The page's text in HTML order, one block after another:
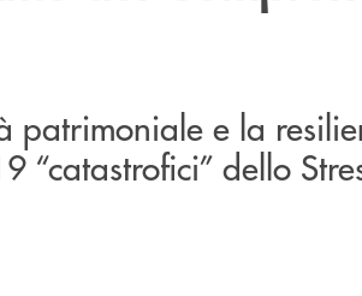
patrimoniale e la
dello